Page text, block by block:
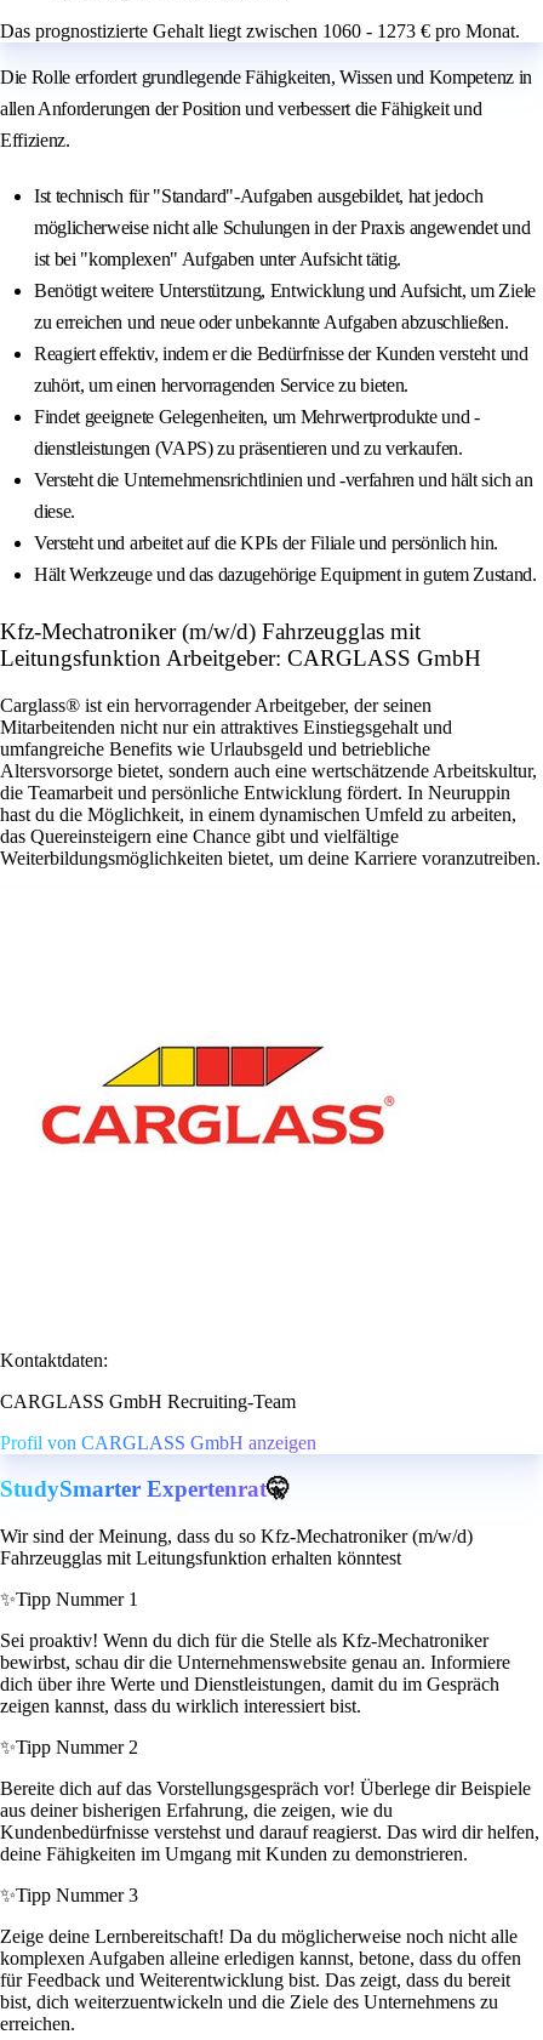
Das prognostizierte Gehalt liegt zwischen 1060 - 1273 € pro Monat.
Die Rolle erfordert grundlegende Fähigkeiten, Wissen und Kompetenz in
allen Anforderungen der Position und verbessert die Fähigkeit und
Effizienz.
Ist technisch für "Standard"-Aufgaben ausgebildet, hat jedoch
möglicherweise nicht alle Schulungen in der Praxis angewendet und
ist bei "komplexen" Aufgaben unter Aufsicht tätig.
Benötigt weitere Unterstützung, Entwicklung und Aufsicht, um Ziele
zu erreichen und neue oder unbekannte Aufgaben abzuschließen.
Reagiert effektiv, indem er die Bedürfnisse der Kunden versteht und
zuhört, um einen hervorragenden Service zu bieten.
Findet geeignete Gelegenheiten, um Mehrwertprodukte und -
dienstleistungen (VAPS) zu präsentieren und zu verkaufen.
Versteht die Unternehmensrichtlinien und -verfahren und hält sich an
diese.
Versteht und arbeitet auf die KPIs der Filiale und persönlich hin.
Hält Werkzeuge und das dazugehörige Equipment in gutem Zustand.
Kfz-Mechatroniker (m/w/d) Fahrzeugglas mit
Leitungsfunktion Arbeitgeber: CARGLASS GmbH
Carglass® ist ein hervorragender Arbeitgeber, der seinen
Mitarbeitenden nicht nur ein attraktives Einstiegsgehalt und
umfangreiche Benefits wie Urlaubsgeld und betriebliche
Altersvorsorge bietet, sondern auch eine wertschätzende Arbeitskultur,
die Teamarbeit und persönliche Entwicklung fördert. In Neuruppin
hast du die Möglichkeit, in einem dynamischen Umfeld zu arbeiten,
das Quereinsteigern eine Chance gibt und vielfältige
Weiterbildungsmöglichkeiten bietet, um deine Karriere voranzutreiben.
Kontaktdaten:
CARGLASS GmbH Recruiting-Team
Profil von CARGLASS GmbH anzeigen
StudySmarter Expertenrat🤫
Wir sind der Meinung, dass du so Kfz-Mechatroniker (m/w/d)
Fahrzeugglas mit Leitungsfunktion erhalten könntest
✨Tipp Nummer 1
Sei proaktiv! Wenn du dich für die Stelle als Kfz-Mechatroniker
bewirbst, schau dir die Unternehmenswebsite genau an. Informiere
dich über ihre Werte und Dienstleistungen, damit du im Gespräch
zeigen kannst, dass du wirklich interessiert bist.
✨Tipp Nummer 2
Bereite dich auf das Vorstellungsgespräch vor! Überlege dir Beispiele
aus deiner bisherigen Erfahrung, die zeigen, wie du
Kundenbedürfnisse verstehst und darauf reagierst. Das wird dir helfen,
deine Fähigkeiten im Umgang mit Kunden zu demonstrieren.
✨Tipp Nummer 3
Zeige deine Lernbereitschaft! Da du möglicherweise noch nicht alle
komplexen Aufgaben alleine erledigen kannst, betone, dass du offen
für Feedback und Weiterentwicklung bist. Das zeigt, dass du bereit
bist, dich weiterzuentwickeln und die Ziele des Unternehmens zu
erreichen.